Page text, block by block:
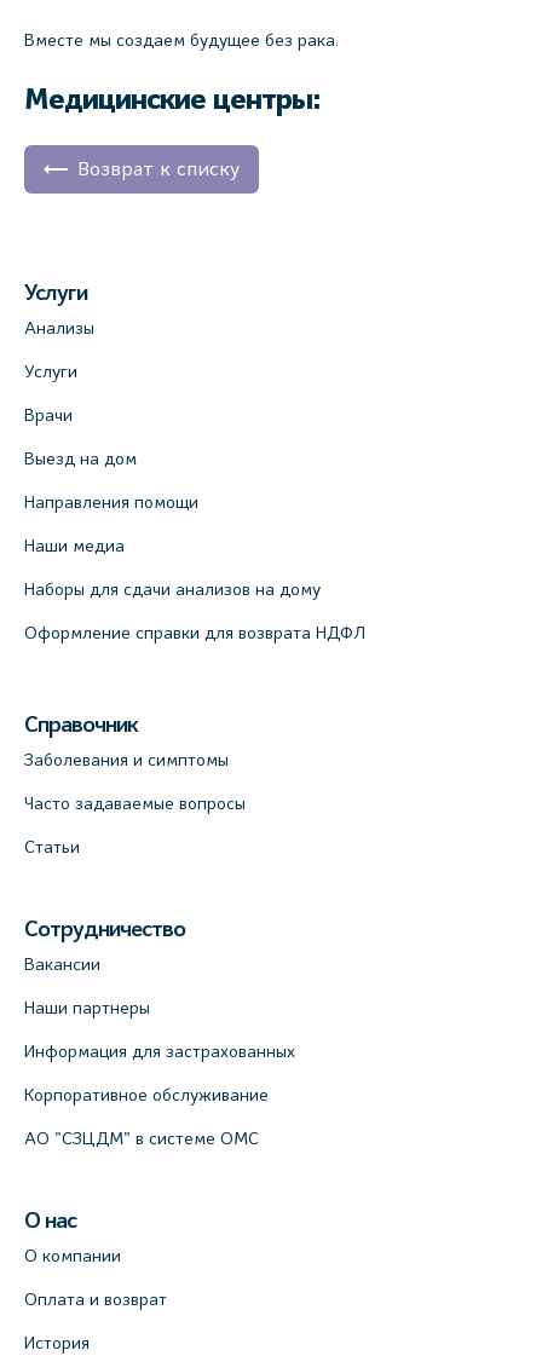
Вместе мы создаем будущее без рака.
Медицинские центры:
Возврат к списку
Услуги
Анализы
Услуги
Врачи
Выезд на дом
Направления помощи
Наши медиа
Наборы для сдачи анализов на дому
Оформление справки для возврата НДФЛ
Справочник
Заболевания и симптомы
Часто задаваемые вопросы
Статьи
Сотрудничество
Вакансии
Наши партнеры
Информация для застрахованных
Корпоративное обслуживание
АО "СЗЦДМ" в системе ОМС
О нас
О компании
Оплата и возврат
История